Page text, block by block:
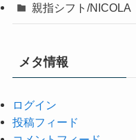
親指シフト/NICOLA
メタ情報
ログイン
投稿フィード